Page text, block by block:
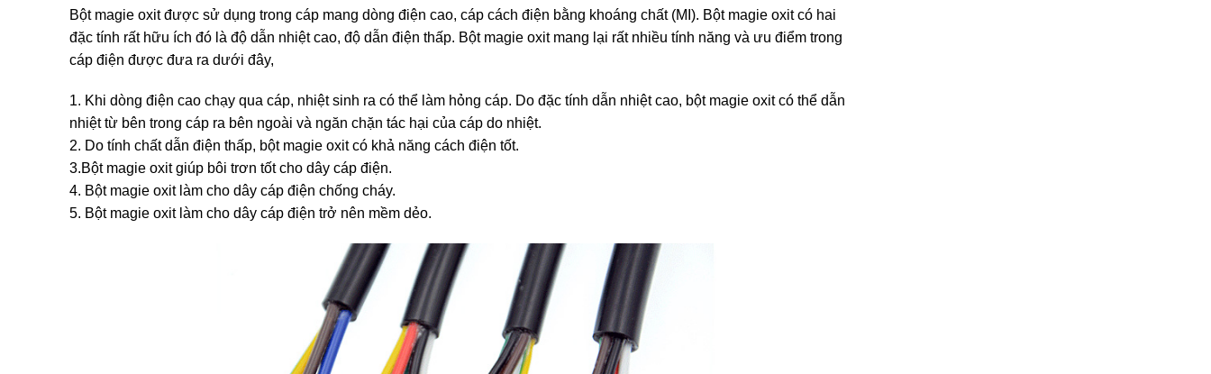
Bột magie oxit được sử dụng trong cáp mang dòng điện cao, cáp cách điện bằng khoáng chất (MI). Bột magie oxit có hai
đặc tính rất hữu ích đó là độ dẫn nhiệt cao, độ dẫn điện thấp. Bột magie oxit mang lại rất nhiều tính năng và ưu điểm trong
cáp điện được đưa ra dưới đây,
1. Khi dòng điện cao chạy qua cáp, nhiệt sinh ra có thể làm hỏng cáp. Do đặc tính dẫn nhiệt cao, bột magie oxit có thể dẫn
nhiệt từ bên trong cáp ra bên ngoài và ngăn chặn tác hại của cáp do nhiệt.
2. Do tính chất dẫn điện thấp, bột magie oxit có khả năng cách điện tốt.
3.Bột magie oxit giúp bôi trơn tốt cho dây cáp điện.
4. Bột magie oxit làm cho dây cáp điện chống cháy.
5. Bột magie oxit làm cho dây cáp điện trở nên mềm dẻo.